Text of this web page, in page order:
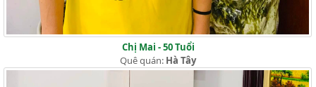
Chị Mai - 50 Tuổi
Quê quán: Hà Tây